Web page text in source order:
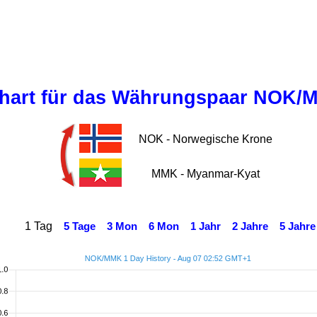
für das Währungspaar NOK/
NOK - Norwegische Krone
MMK - Myanmar-Kyat
1 Tag 5 Tage 3 Mon 6 Mon 1 Jahr 2 Jahre 5 Jahre